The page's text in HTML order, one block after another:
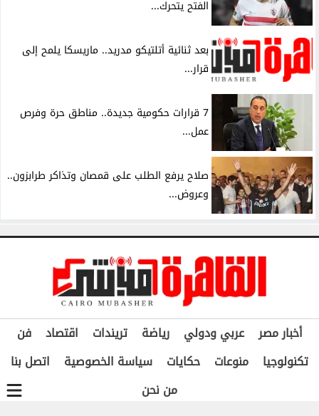
الفتح يتحرك...
بعد ثنائية أتلتيكو مدريد.. ماريسكا يلمح إلى
قرار...
7 قرارات حكومية جديدة.. مناطق حرة وفرص
عمل...
صلاح يرفع الطلب على قمصان وتذاكر طرابزون..
وعروض...
أخبار مصر عربي ودولي رياضة تريندات اقتصاد
فن
تكنولوجيا
منوعات حكايات سياسة الخصوصية
اتصل بنا
من نحن